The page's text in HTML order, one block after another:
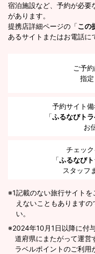
宿泊施設など、予約が必要
があります。
提携店詳細ページの「この
あるサイトまたはお電話に
ご予
指定
予約サイト
「ふるなびト
お
チェッ
「ふるなび
スタッフ
※1記載のない旅行サイト
えないこともあります
い。
2024年10月1日以降に付
道府県にまたがって運営
ラベルポイントのご利用